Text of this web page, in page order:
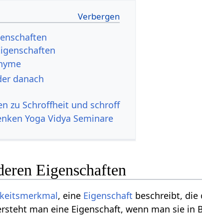
danach
zu Schroffheit und schroff
Yoga Vidya Seminare
Eigenschaften
, eine Eigenschaft beschreibt, die
man eine Eigenschaft, wenn man sie in